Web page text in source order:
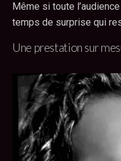
Même si toute
temps de surprise qui
Une prestation sur